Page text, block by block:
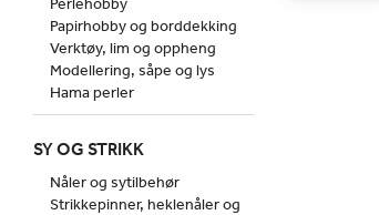
Papirhobby og borddekking
Verktøy, lim og oppheng
Modellering, såpe og lys
Hama perler
SY OG STRIKK
Nåler og sytilbehør
Strikkepinner, heklenåler og